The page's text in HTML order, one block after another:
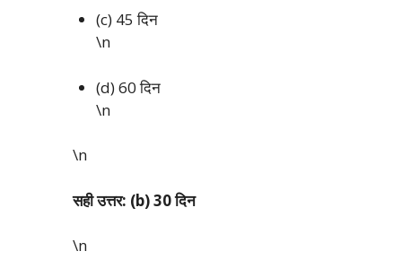
(c) 45 दिन
\n
(d) 60 दिन
\n
\n
सही उत्तर: (b) 30 दिन
\n